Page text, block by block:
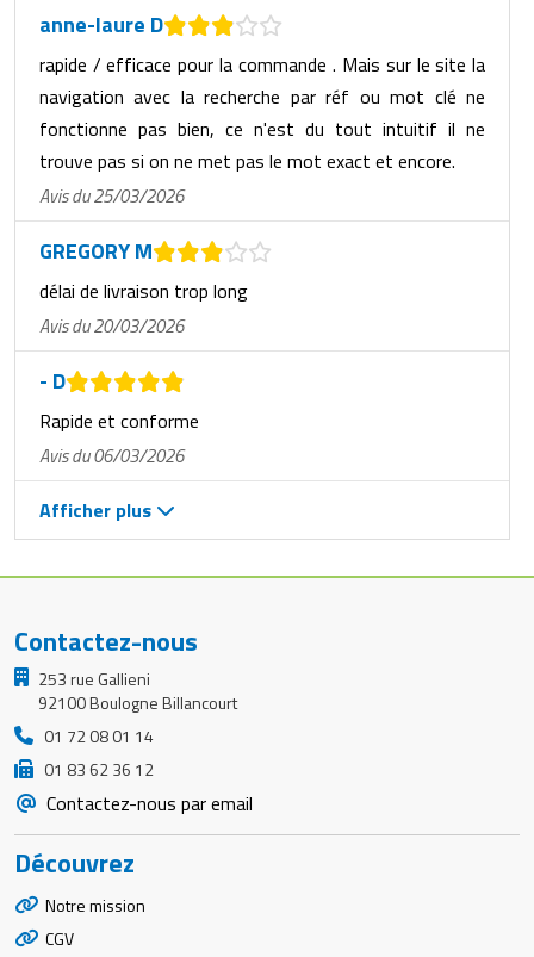
anne-laure D
rapide / efficace pour la commande . Mais sur le site la
navigation avec la recherche par réf ou mot clé ne
fonctionne pas bien, ce n'est du tout intuitif il ne
trouve pas si on ne met pas le mot exact et encore.
Avis du 25/03/2026
GREGORY M
délai de livraison trop long
Avis du 20/03/2026
- D
Rapide et conforme
Avis du 06/03/2026
Afficher plus
Contactez-nous
253 rue Gallieni
92100 Boulogne Billancourt
01 72 08 01 14
01 83 62 36 12
Contactez-nous par email
Découvrez
Notre mission
CGV